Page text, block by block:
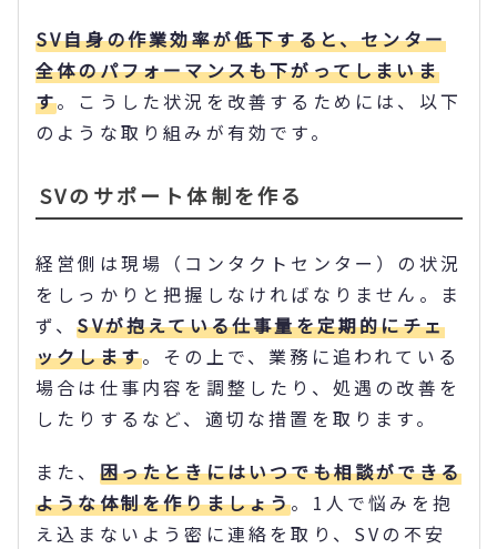
SV自身の作業効率が低下すると、センター
全体のパフォーマンスも下がってしまいま
す。こうした状況を改善するためには、以下
のような取り組みが有効です。
SVのサポート体制を作る
経営側は現場（コンタクトセンター）の状況
をしっかりと把握しなければなりません。ま
ず、SVが抱えている仕事量を定期的にチェ
ックします。その上で、業務に追われている
場合は仕事内容を調整したり、処遇の改善を
したりするなど、適切な措置を取ります。
また、 困ったときにはいつでも相談ができる
ような体制を作りましょう。1人で悩みを抱
え込まないよう密に連絡を取り、SVの不安